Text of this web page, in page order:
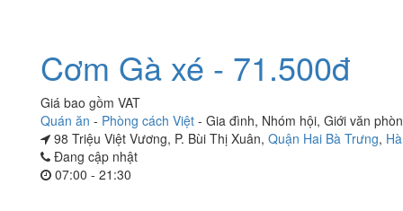
Cơm Gà xé - 71.500đ
Giá bao gồm VAT
Quán ăn - Phòng cách Việt - Gia đình, Nhóm hội, Giới văn
98 Triệu Việt Vương, P. Bùi Thị Xuân, Quận Hai Bà Trưng,
Đang cập nhật
07:00 - 21:30